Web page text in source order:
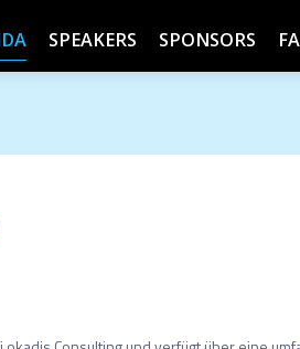
SPEAKERS SPONSORS